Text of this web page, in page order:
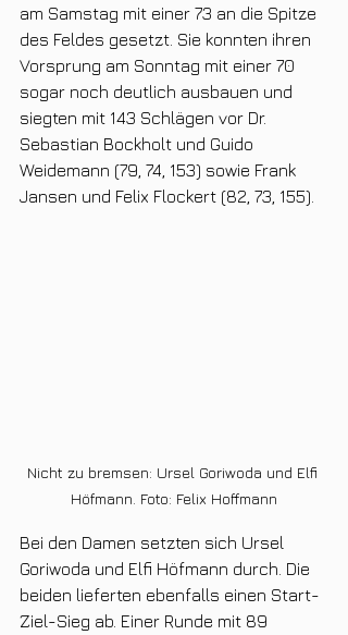
am Samstag mit einer 73 an die Spitze
des Feldes gesetzt. Sie konnten ihren
Vorsprung am Sonntag mit einer 70
sogar noch deutlich ausbauen und
siegten mit 143 Schlägen vor Dr.
Sebastian Bockholt und Guido
Weidemann (79, 74, 153) sowie Frank
Jansen und Felix Flockert (82, 73, 155).
Nicht zu bremsen: Ursel Goriwoda und Elfi
Höfmann. Foto: Felix Hoffmann
Bei den Damen setzten sich Ursel
Goriwoda und Elfi Höfmann durch. Die
beiden lieferten ebenfalls einen Start-
Ziel-Sieg ab. Einer Runde mit 89